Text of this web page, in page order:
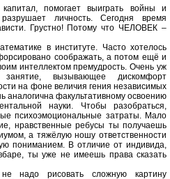
помогает выиграть войны и
личность. Сегодня время
Грустно! Потому что ЧЕЛОВЕК –
в институте. Часто хотелось
соображать, а потом ещё и
интеллектом премудрость. Очень уж
вызывающее дискомфорт
на фоне величия гения независимых
аналогична факультативному освоению
науки. Чтобы разобраться,
психоэмоциональные затраты. Мало
нравственные ребусы ты получаешь
а тяжёлую ношу ответственности
пониманием. В отличие от индивида,
ты уже не имеешь права сказать
надо рисовать сложную картину